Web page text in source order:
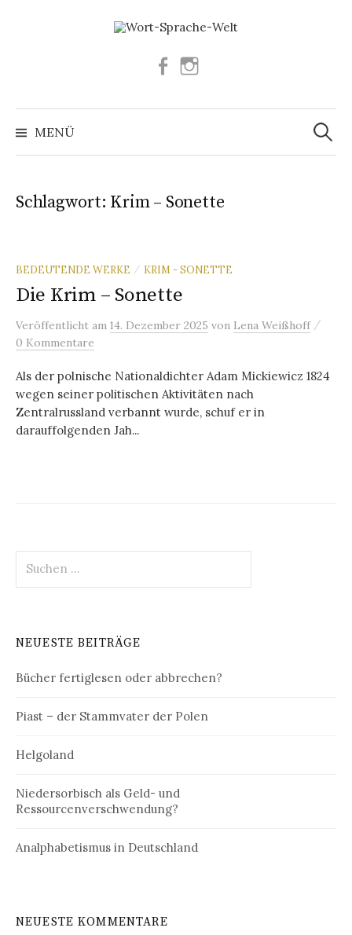
Facebook
MENÜ
Suchen
nach:
Schlagwort: Krim – Sonette
BEDEUTENDE WERKE / KRIM - SONETTE
Die Krim – Sonette
Veröffentlicht am 14. Dezember 2025 von Lena Weißhoff /
0 Kommentare
Als der polnische Nationaldichter Adam Mickiewicz 1824
wegen seiner politischen Aktivitäten nach
Zentralrussland verbannt wurde, schuf er in
darauffolgenden Jah...
nach:
NEUESTE BEITRÄGE
Bücher fertiglesen oder abbrechen?
Piast – der Stammvater der Polen
Helgoland
Niedersorbisch als Geld- und
Ressourcenverschwendung?
Analphabetismus in Deutschland
NEUESTE KOMMENTARE